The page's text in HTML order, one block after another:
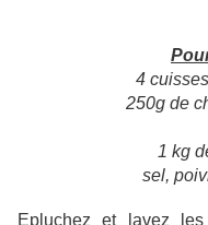
4
250g de
1 kg
sel,
Epluchez et lavez